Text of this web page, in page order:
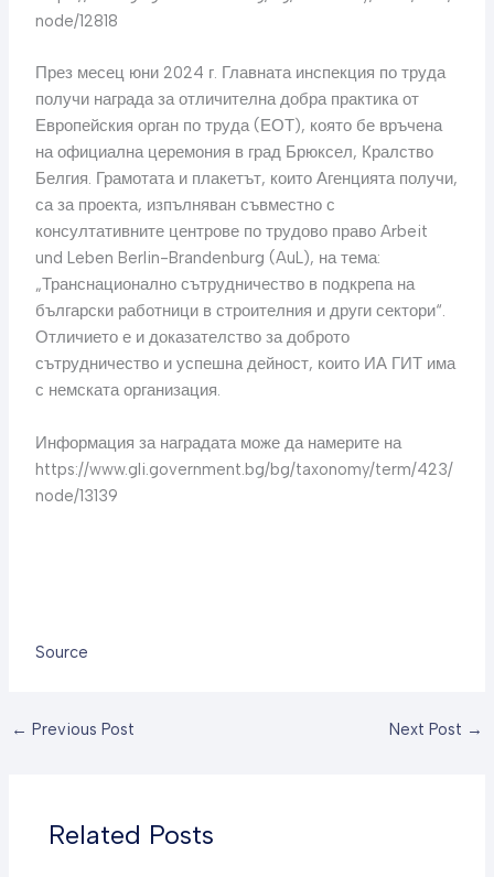
node/12818
През месец юни 2024 г. Главната инспекция по труда
получи награда за отличителна добра практика от
Европейския орган по труда (ЕОТ), която бе връчена
на официална церемония в град Брюксел, Кралство
Белгия. Грамотата и плакетът, които Агенцията получи,
са за проекта, изпълняван съвместно с
консултативните центрове по трудово право Arbeit
und Leben Berlin-Brandenburg (AuL), на тема:
„Транснационално сътрудничество в подкрепа на
български работници в строителния и други сектори“.
Отличието е и доказателство за доброто
сътрудничество и успешна дейност, които ИА ГИТ има
с немската организация.
Информация за наградата може да намерите на
https://www.gli.government.bg/bg/taxonomy/term/423/
node/13139
Source
← Previous Post Next Post →
Related Posts